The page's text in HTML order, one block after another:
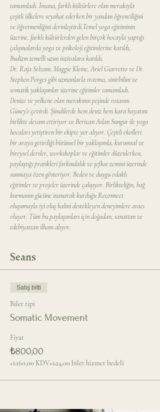
tamamladı. İnsana, farklı kültürlere olan merakıyla
çeşitli ülkelere seyahat ederken bir yandan öğrenciliğini
ve öğretmenliğini derinleştirdi.Temel yoga eğitiminin
üzerine, farklı kültürlerden gelen birçok hocayla yaptığı
çalışmalarda yoga ve psikoloji eğitimlerine katıldı,
Budizm temelli uzun inzivalara katıldı.
Dr. Raja Selvam, Maggie Kleine, Ariel Giarretto ve Dr.
Stephen Porges gibi uzmanlarla travma, sinirbilim ve
somatik yaklaşımlar üzerine eğitimler tamamladı.
Denize ve yelkene olan merakının peşinde rotasını
Güney’e çevirdi. Şimdilerde hem deniz hem kara hayatını
birlikte devam ettiriyor ve Berivan Aslan Sungur ile yoga
hocaları yetiştiren bir ekipte yer alıyor. Çeşitli ekolleri
bir araya getirdiği bütünsel bir yaklaşımla, kurumsal ve
bireysel dersler, workshoplar ve eğitimler düzenlerken,
paylaştığı pratikleri farkındalık ve şefkat zemini üzerinde
sunmaya özen gösteriyor. Beden ve duygu odaklı
eğitimler ve projeler üzerinde çalışıyor. Birlikteliğin, bağ
kurmanın gücüne inanarak kurduğu Reconnect
oluşumuyla iyi oluş halini destekleyen deneyimlere aracı
oluyor. Tüm bu paylaşımları için doğadan, sanattan ve
edebiyattan ilham alıyor.
Seans
Satış bitti
Bilet tipi
Somatic Movement
Fiyat
₺800,00
+₺160,00 KDV+₺24,00 bilet hizmet bedeli